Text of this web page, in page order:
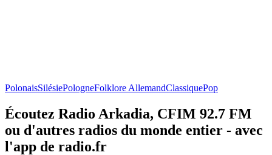
PolonaisSilésiePologneFolklore AllemandClassiquePop
Écoutez Radio Arkadia, CFIM 92.7 FM
ou d'autres radios du monde entier - avec
l'app de radio.fr